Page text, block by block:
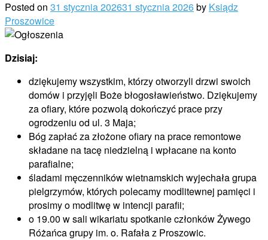
Posted on 31 stycznia 202631 stycznia 2026by Ksiądz
Proszowice
Dzisiaj:
dziękujemy wszystkim, którzy otworzyli drzwi swoich
domów i przyjęli Boże błogosławieństwo. Dziękujemy
za ofiary, które pozwolą dokończyć prace przy
ogrodzeniu od ul. 3 Maja;
Bóg zapłać za złożone ofiary na prace remontowe
składane na tacę niedzielną i wpłacane na konto
parafialne;
śladami męczenników wietnamskich wyjechała grupa
pielgrzymów, których polecamy modlitewnej pamięci i
prosimy o modlitwę w intencji parafii;
o 19.00 w sali wikariatu spotkanie członków Żywego
Różańca grupy im. o. Rafała z Proszowic.